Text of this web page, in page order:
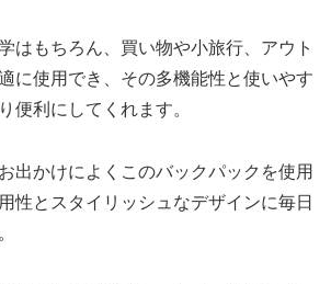
はもちろん、買い物や小旅行、アウト
に使用でき、その多機能性と使いやす
便利にしてくれます。
出かけによくこのバックパックを使用
性とスタイリッシュなデザインに毎日